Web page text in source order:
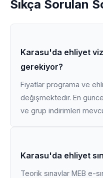
Sıkça Sorulan
Karasu'da ehliyet
gerekiyor?
Fiyatlar programa ve
değişmektedir. En
ve grup indirimleri
Karasu'da ehliyet
Teorik sınavlar MEB e-